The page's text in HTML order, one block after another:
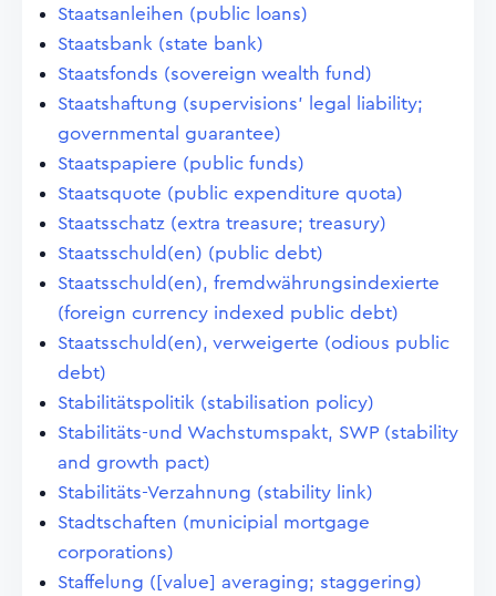
Staatsanleihen (public loans)
Staatsbank (state bank)
Staatsfonds (sovereign wealth fund)
Staatshaftung (supervisions' legal liability;
governmental guarantee)
Staatspapiere (public funds)
Staatsquote (public expenditure quota)
Staatsschatz (extra treasure; treasury)
Staatsschuld(en) (public debt)
Staatsschuld(en), fremdwährungsindexierte
(foreign currency indexed public debt)
Staatsschuld(en), verweigerte (odious public
debt)
Stabilitätspolitik (stabilisation policy)
Stabilitäts-und Wachstumspakt, SWP (stability
and growth pact)
Stabilitäts-Verzahnung (stability link)
Stadtschaften (municipial mortgage
corporations)
Staffelung ([value] averaging; staggering)